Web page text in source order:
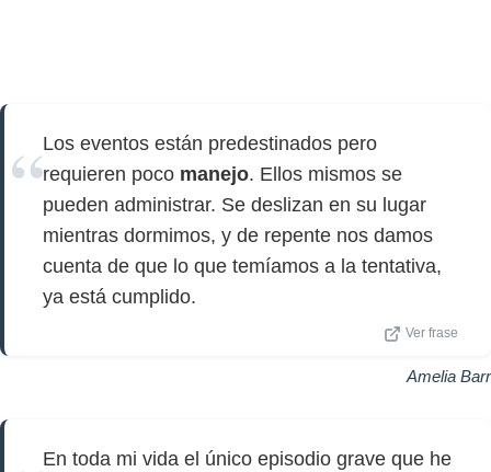
Los eventos están predestinados pero
requieren poco manejo. Ellos mismos se
pueden administrar. Se deslizan en su lugar
mientras dormimos, y de repente nos damos
cuenta de que lo que temíamos a la tentativa,
ya está cumplido.
Ver frase
Amelia Barr
En toda mi vida el único episodio grave que he